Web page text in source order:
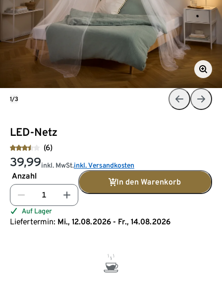
LED-Netz
(6)
39,99inkl. MwSt.inkl. Versandkosten
Anzahl
In den Warenkorb
Auf Lager
Liefertermin: Mi., 12.08.2026 - Fr., 14.08.2026
1/3